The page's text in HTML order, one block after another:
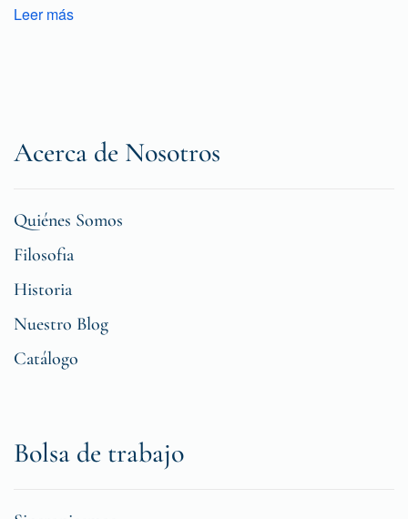
Leer más
Acerca de Nosotros
Quiénes Somos
Filosofia
Historia
Nuestro Blog
Catálogo
Bolsa de trabajo